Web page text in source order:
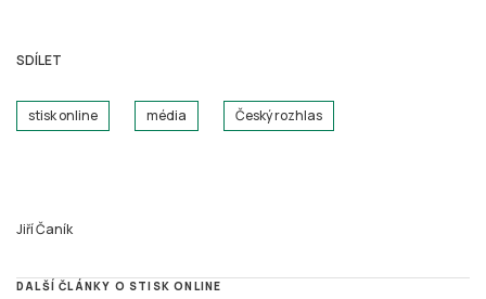
SDÍLET
stisk online média Český rozhlas
Jiří Čaník
DALŠÍ ČLÁNKY O STISK ONLINE